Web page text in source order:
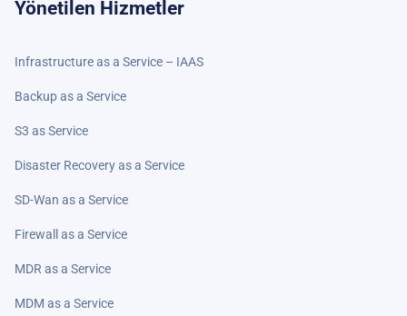
Yönetilen Hizmetler
Infrastructure as a Service – IAAS
Backup as a Service
S3 as Service
Disaster Recovery as a Service
SD-Wan as a Service
Firewall as a Service
MDR as a Service
MDM as a Service